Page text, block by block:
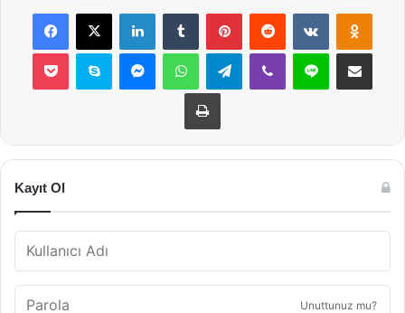
Facebook
X LinkedInTumblr PinterestReddit VKontakte
Pocket Skype MessengerWhatsAppTelegramViber Line E-Posta ile
Yazdır
Kayıt Ol
Unuttunuz mu?